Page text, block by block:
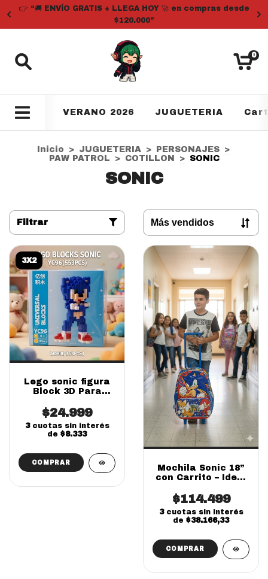
👉 “🚚 ENVÍO GRATIS + LLEGA HOY 🚀 en compras desde
$120.000”
0
VERANO 2026 JUGUETERIA
Inicio > JUGUETERIA > PERSONAJES
>
PAW PATROL
> COTILLON > SONIC
SONIC
Filtrar
3X2
Lego sonic figura
Block 3D Para
piezas (Online)
$24.999
3 cuotas sin interés
de $8.333
COMPRAR
Mochila Sonic 18”
con Carrito – Ideal
Sonic
$114.499
3 cuotas sin interés
de $38.166,33